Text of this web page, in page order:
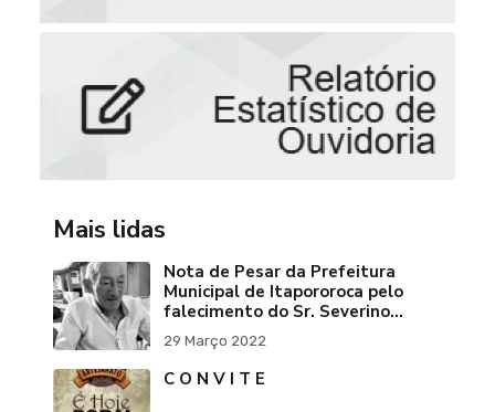
Mais lidas
Nota de Pesar da Prefeitura
Municipal de Itapororoca pelo
falecimento do Sr. Severino
Ribeiro da Silva "Pai do Ex-
Prefei
29 Março 2022
C O N V I T E